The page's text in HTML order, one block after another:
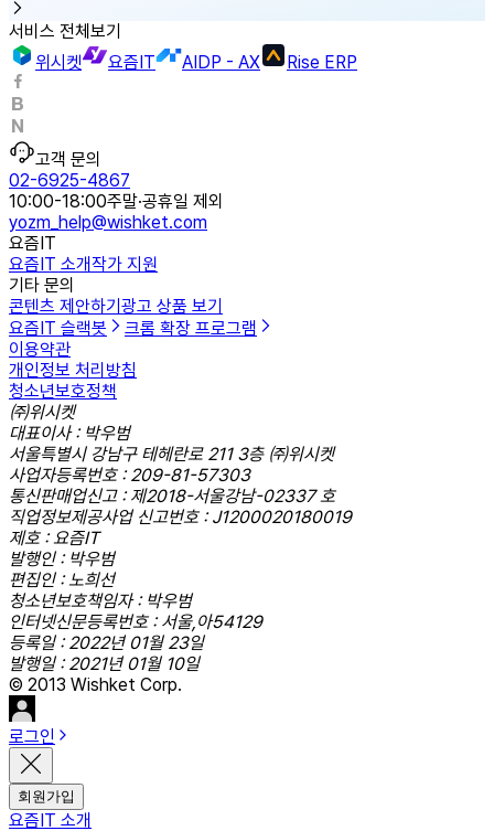
서비스 전체보기
위시켓
요즘IT AIDP - AX Rise ERP
고객 문의
02-6925-4867
10:00-18:00주말·공휴일 제외
yozm_help@wishket.com
요즘IT
요즘IT 소개작가 지원
기타 문의
콘텐츠 제안하기광고 상품 보기
요즘IT 슬랙봇
크롬 확장 프로그램
이용약관
개인정보 처리방침
청소년보호정책
㈜위시켓
대표이사 : 박우범
서울특별시 강남구 테헤란로 211 3층 ㈜위시켓
사업자등록번호 : 209-81-57303
통신판매업신고 : 제2018-서울강남-02337 호
직업정보제공사업 신고번호 : J1200020180019
제호 : 요즘IT
발행인 : 박우범
편집인 : 노희선
청소년보호책임자 : 박우범
인터넷신문등록번호 : 서울,아54129
등록일 : 2022년 01월 23일
발행일 : 2021년 01월 10일
© 2013 Wishket Corp.
로그인
회원가입
요즘IT 소개